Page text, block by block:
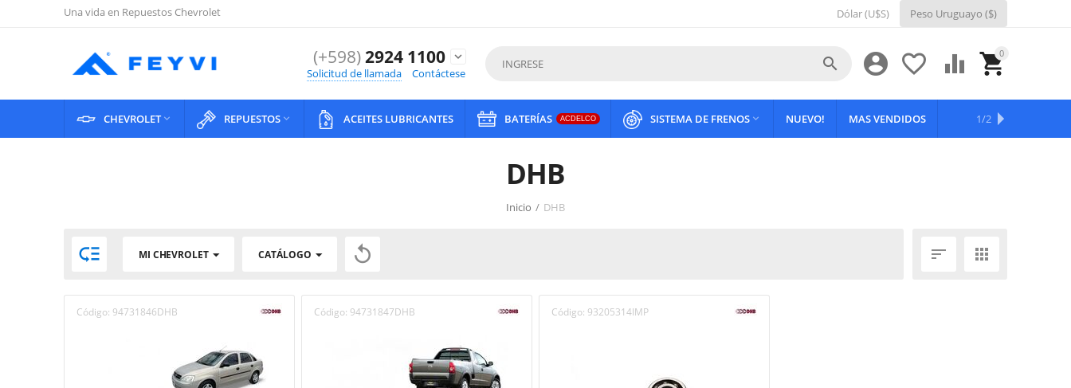
Una vida en Repuestos Chevrolet Dólar (U$S) Peso Uruguayo ($)
(+598)2924 1100
expand_more
Solicitud de llamada
Contáctese
0

 


CHEVROLET REPUESTOS  ACEITES LUBRICANTES BATERÍAS ACDELCO SISTEMA DE FRENOS  NUEVO! MAS VENDIDOS OFERTAS
1/2
DHB
Inicio / DHB
 MI CHEVROLET CATÁLOGO   
Código: 94731846DHB Código: 94731847DHB Código: 93205314IMP